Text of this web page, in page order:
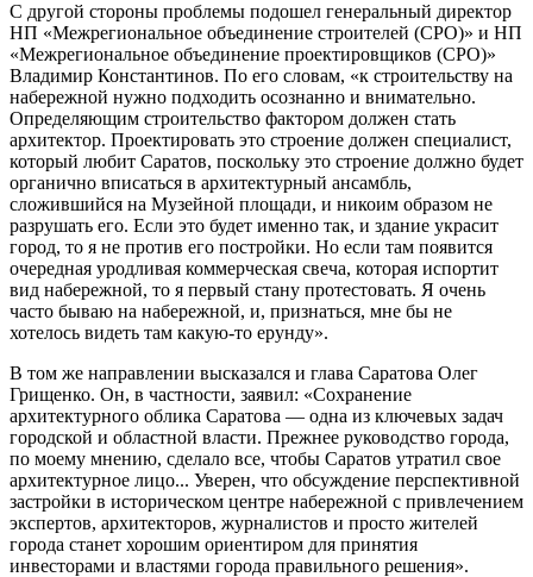
С другой стороны проблемы подошел генеральный директор
НП «Межрегиональное объединение строителей (СРО)» и НП
«Межрегиональное объединение проектировщиков (СРО)»
Владимир Константинов. По его словам, «к строительству на
набережной нужно подходить осознанно и внимательно.
Определяющим строительство фактором должен стать
архитектор. Проектировать это строение должен специалист,
который любит Саратов, поскольку это строение должно будет
органично вписаться в архитектурный ансамбль,
сложившийся на Музейной площади, и никоим образом не
разрушать его. Если это будет именно так, и здание украсит
город, то я не против его постройки. Но если там появится
очередная уродливая коммерческая свеча, которая испортит
вид набережной, то я первый стану протестовать. Я очень
часто бываю на набережной, и, признаться, мне бы не
хотелось видеть там какую-то ерунду».
В том же направлении высказался и глава Саратова Олег
Грищенко. Он, в част­ности, заявил: «Сохранение
архитектурного облика Саратова — одна из ключевых задач
городской и областной власти. Прежнее руководство города,
по моему мнению, сделало все, чтобы Саратов утратил свое
архитектурное лицо... Уверен, что обсуждение перспективной
застройки в историческом центре набережной с привлечением
экспертов, архитекторов, журналистов и просто жителей
города станет хорошим ориентиром для принятия
инвесторами и властями города правильного решения».